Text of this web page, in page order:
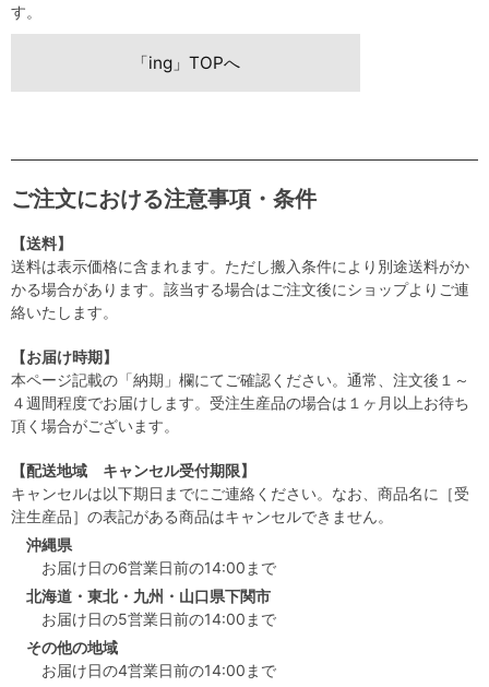
す。
「ing」TOPへ
ご注文における注意事項・条件
【送料】
送料は表示価格に含まれます。ただし搬入条件により別途送料がか
かる場合があります。該当する場合はご注文後にショップよりご連
絡いたします。
【お届け時期】
本ページ記載の「納期」欄にてご確認ください。通常、注文後１～
４週間程度でお届けします。受注生産品の場合は１ヶ月以上お待ち
頂く場合がございます。
【配送地域 キャンセル受付期限】
キャンセルは以下期日までにご連絡ください。なお、商品名に［受
注生産品］の表記がある商品はキャンセルできません。
沖縄県
お届け日の6営業日前の14:00まで
北海道・東北・九州・山口県下関市
お届け日の5営業日前の14:00まで
その他の地域
お届け日の4営業日前の14:00まで